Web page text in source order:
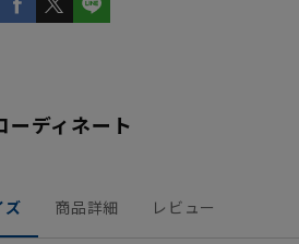
ーディネート
ズ 商品詳細 レビュー